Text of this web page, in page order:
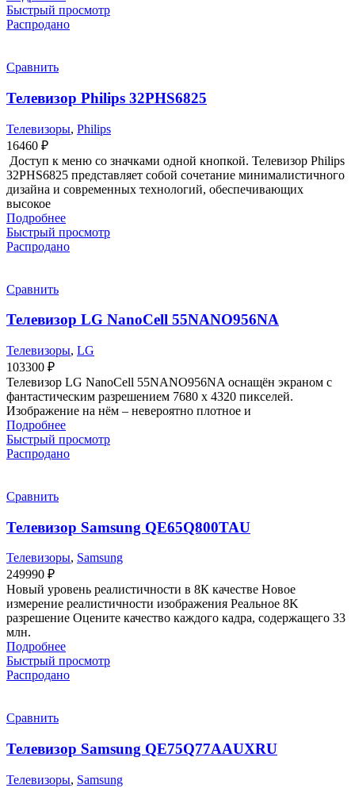
Быстрый просмотр
Распродано
Сравнить
Телевизор Philips 32PHS6825
Телевизоры, Philips
16460 ₽
Доступ к меню со значками одной кнопкой. Телевизор Philips
32PHS6825 представляет собой сочетание минималистичного
дизайна и современных технологий, обеспечивающих
высокое
Подробнее
Быстрый просмотр
Распродано
Сравнить
Телевизор LG NanoCell 55NANO956NA
Телевизоры, LG
103300 ₽
Телевизор LG NanoCell 55NANO956NA оснащён экраном с
фантастическим разрешением 7680 х 4320 пикселей.
Изображение на нём – невероятно плотное и
Подробнее
Быстрый просмотр
Распродано
Сравнить
Телевизор Samsung QE65Q800TAU
Телевизоры, Samsung
249990 ₽
Новый уровень реалистичности в 8К качестве Новое
измерение реалистичности изображения Реальное 8K
разрешение Оцените качество каждого кадра, содержащего 33
млн.
Подробнее
Быстрый просмотр
Распродано
Сравнить
Телевизор Samsung QE75Q77AAUXRU
Телевизоры, Samsung